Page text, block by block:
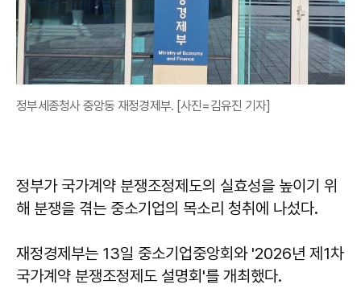
정부세종청사 중앙동 재정경제부. [사진=김유진 기자]
정부가 국가계약 분쟁조정제도의 실효성을 높이기 위
해 분쟁을 겪는 중소기업의 목소리 청취에 나섰다.
재정경제부는 13일 중소기업중앙회와 '2026년 제1차
국가계약 분쟁조정제도 설명회'를 개최했다.